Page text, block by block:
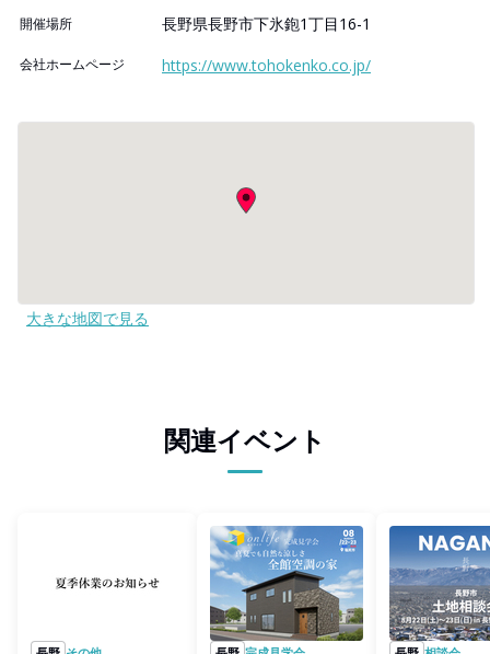
開催場所 長野県長野市下氷鉋1丁目16-1
会社ホームページ https://www.tohokenko.co.jp/
大きな地図で見る
関連イベント